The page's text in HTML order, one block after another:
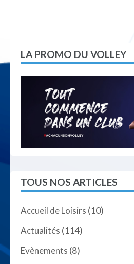
LA PROMO DU VOLLEY
TOUS NOS ARTICLES
Accueil de Loisirs (10)
Actualités (114)
Evènements (8)